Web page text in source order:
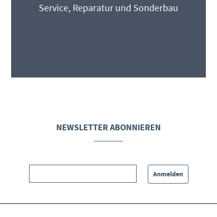
Service, Reparatur und Sonderbau
NEWSLETTER ABONNIEREN